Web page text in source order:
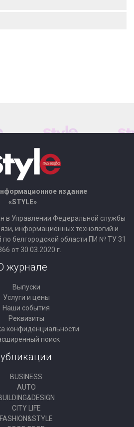
издание
«STYLE»
в Управлении Федеральной службы
информационных технологий и
белгородской области ПИ № ТУ 31
от 30.03.2020 г.
журнале
Выпуски
Услуги и цены
Наши события
Реквизиты
конфиденциальности
поиск
BUSINESS
AUTO
CITY LIFE
FASHION&STYLE